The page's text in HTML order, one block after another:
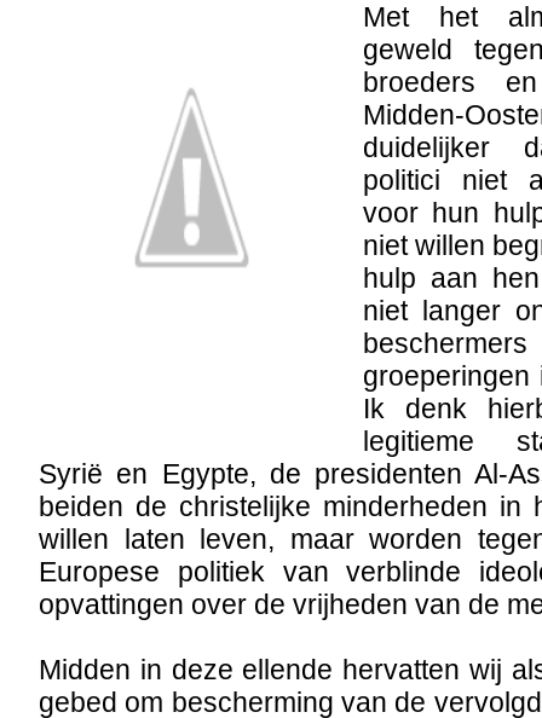
Met het
geweld
broeders
Midden-
duidelijker
politici niet
voor hun
niet willen
hulp aan
niet langer
Ik denk
legitieme
Syrië en Egypte, de presidenten Al-
beiden de christelijke minderheden in
willen laten leven, maar worden
Europese politiek van verblinde
opvattingen over de vrijheden van de
Midden in deze ellende hervatten wij
gebed om bescherming van de